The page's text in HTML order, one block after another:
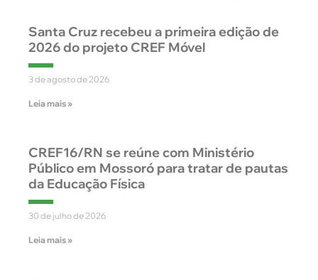
Santa Cruz recebeu a primeira edição de
2026 do projeto CREF Móvel
3 de agosto de 2026
Leia mais »
CREF16/RN se reúne com Ministério
Público em Mossoró para tratar de pautas
da Educação Física
30 de julho de 2026
Leia mais »